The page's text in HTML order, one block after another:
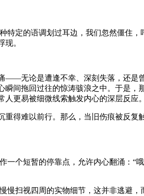
的语调划过耳边，我们忽然僵住，
。
无论是遭逢不幸、深刻失落，还是
间拖回过往的惊涛骇浪之中。于是，
更易被细微线索触发内心的深层反应。
难以前行。那么，当旧伤痕被反复
个短暂的停靠点，允许内心翻涌：“
扫视四周的实物细节，这并非逃避